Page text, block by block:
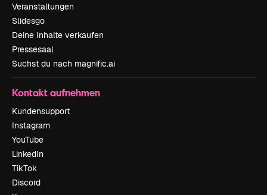
Veranstaltungen
Slidesgo
Deine Inhalte verkaufen
Pressesaal
Suchst du nach magnific.ai
Kontakt aufnehmen
Kundensupport
Instagram
YouTube
LinkedIn
TikTok
Discord